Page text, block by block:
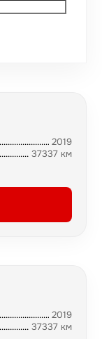
2019
37337 км
2019
37337 км